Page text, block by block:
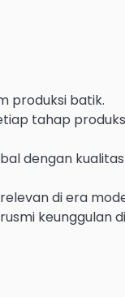
produksi batik.
tahap
dengan
di era
keunggulan di